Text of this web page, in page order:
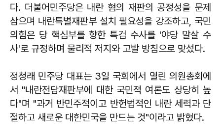
다. 더불어민주당은 내란 혐의 재판의 공정성을 문제
삼으며 내란특별재판부 설치 필요성을 강조하고, 국민
의힘은 당 핵심부를 향한 특검 수사를 '야당 말살 수
사'로 규정하며 물리적 저지와 고발 방침으로 맞섰다.
정청래 민주당 대표는 3일 국회에서 열린 의원총회에
서 "내란전담재판부에 대한 국민적 여론도 상당히 높
다"며 "과거 반민주적이고 반헌법적인 내란 세력과 단
절하고 새로운 대한민국을 만드는 것"이라고 밝혔다.